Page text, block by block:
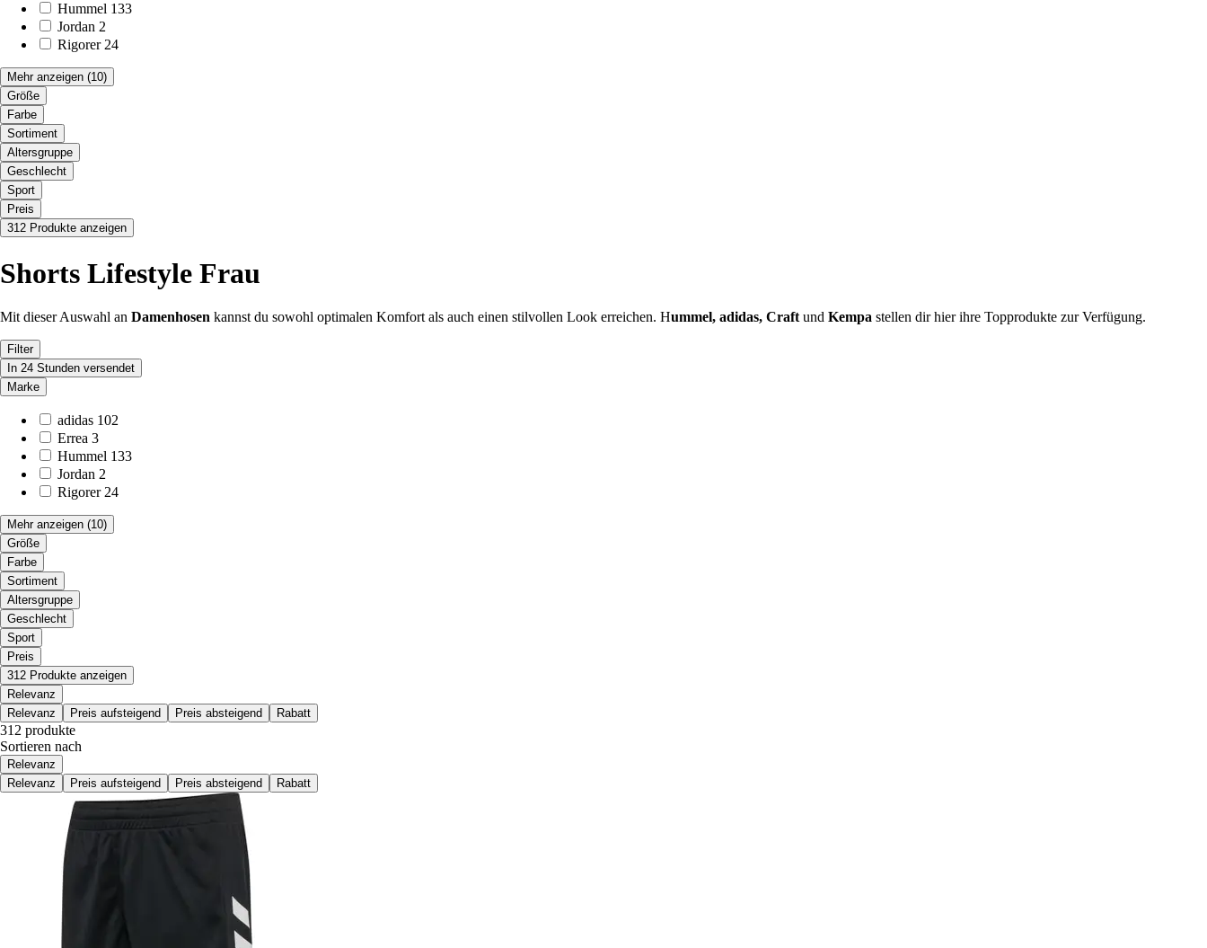
Hummel 133
Jordan 2
Rigorer 24
Mehr anzeigen (10)
Größe
Farbe
Sortiment
Altersgruppe
Geschlecht
Sport
Preis
312 Produkte anzeigen
Shorts Lifestyle Frau
Mit dieser Auswahl an Damenhosen kannst du sowohl optimalen Komfort als auch einen stilvollen Look erreichen. Hummel, adidas, Craft und Kempa stellen dir hier ihre Topprodukte zur Verfügung.
Filter
In 24 Stunden versendet
Marke
adidas 102
Errea 3
Hummel 133
Jordan 2
Rigorer 24
Mehr anzeigen (10)
Größe
Farbe
Sortiment
Altersgruppe
Geschlecht
Sport
Preis
312 Produkte anzeigen
Relevanz
Relevanz
Preis aufsteigend Preis absteigend Rabatt
312 produkte
Sortieren nach
Relevanz
Relevanz
Preis aufsteigend Preis absteigend Rabatt